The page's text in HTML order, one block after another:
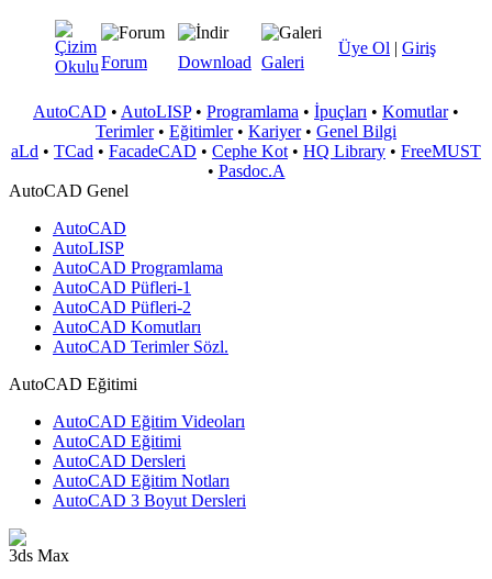
Üye Ol | Giriş
Forum Download Galeri
AutoCAD • AutoLISP• Programlama • İpuçları • Komutlar•
Terimler• Eğitimler• Kariyer• Genel Bilgi
aLd • TCad • FacadeCAD • Cephe Kot • HQ Library • FreeMUST
• Pasdoc.A
AutoCAD Genel
AutoCAD
AutoLISP
AutoCAD Programlama
AutoCAD Püfleri-1
AutoCAD Püfleri-2
AutoCAD Komutları
AutoCAD Terimler Sözl.
AutoCAD Eğitimi
AutoCAD Eğitim Videoları
AutoCAD Eğitimi
AutoCAD Dersleri
AutoCAD Eğitim Notları
AutoCAD 3 Boyut Dersleri
3ds Max